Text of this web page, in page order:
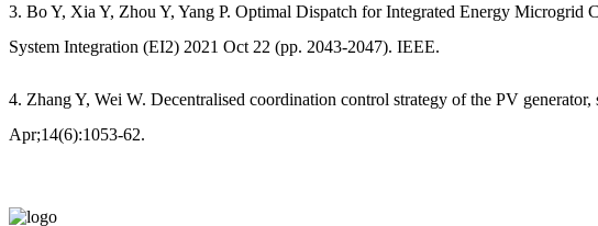
3. Bo Y, Xia Y, Zhou Y, Yang P. Optimal Dispatch for Integrated Energy
System Integration (EI2) 2021 Oct 22 (pp. 2043-2047). IEEE.
4. Zhang Y, Wei W. Decentralised coordination control strategy of the PV
Apr;14(6):1053-62.